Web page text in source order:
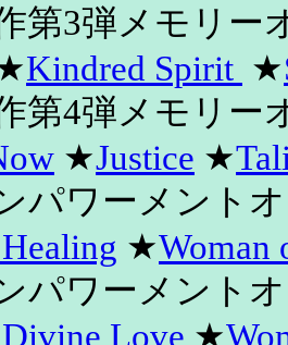
作第3弾メモリー
Kindred Spirit ★
作第4弾メモリー
★Justice ★
パワーメント
★Woman
パワーメント
Love ★